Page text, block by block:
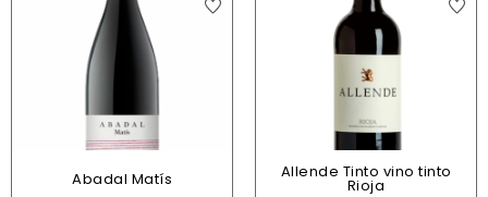
Abadal Matís Allende Tinto vino tinto
Rioja